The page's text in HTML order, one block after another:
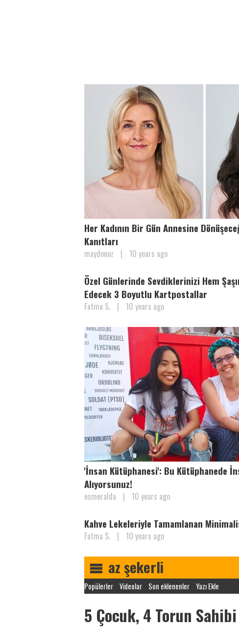
Her Kadının Bir Gün Annesine
Kanıtları
maydonoz | 10 years ago
Özel Günlerinde Sevdiklerinizi Hem
Edecek 3 Boyutlu Kartpostallar
Fatma S. | 10 years ago
'İnsan Kütüphanesi': Bu Kütüphanede
Alıyorsunuz!
esmeralda | 10 years ago
Kahve Lekeleriyle Tamamlanan
Fatma S. | 10 years ago
az şekerli
Popülerler Videolar Son eklenenler Yazı Ekle
5 Çocuk, 4 Torun